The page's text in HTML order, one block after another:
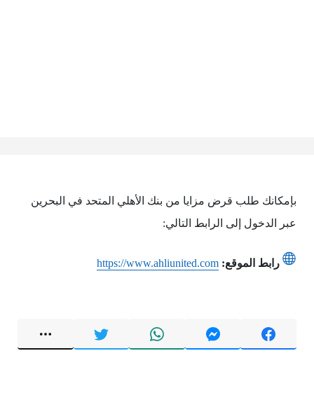
بإمكانك طلب قرض مزايا من بنك الأهلي المتحد في البحرين
عبر الدخول إلى الرابط التالي:
رابط الموقع: https://www.ahliunited.com